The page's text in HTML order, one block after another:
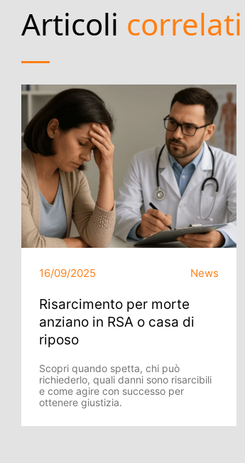
Articoli correlati
16/09/2025 News
Risarcimento per morte
anziano in RSA o casa di
riposo
Scopri quando spetta, chi può
richiederlo, quali danni sono risarcibili
e come agire con successo per
ottenere giustizia.